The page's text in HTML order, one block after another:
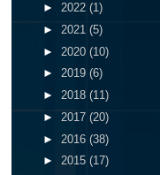
► 2022 (1)
► 2021 (5)
► 2020 (10)
► 2019 (6)
► 2018 (11)
► 2017 (20)
► 2016 (38)
► 2015 (17)